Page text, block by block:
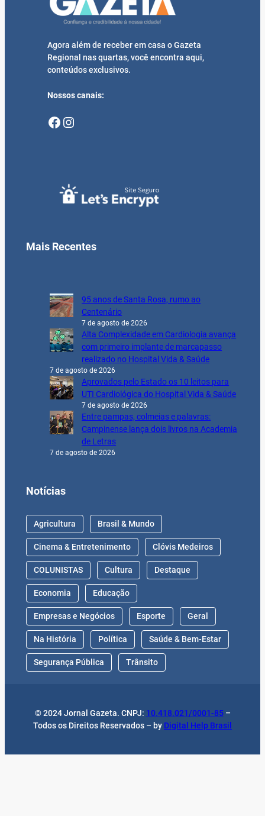
Agora além de receber em casa o Gazeta
Regional nas quartas, você encontra aqui,
conteúdos exclusivos.
Nossos canais:
Facebook Instagram
Mais Recentes
95 anos de Santa Rosa, rumo ao
Centenário
7 de agosto de 2026
Alta Complexidade em Cardiologia avança
com primeiro implante de marcapasso
realizado no Hospital Vida & Saúde
7 de agosto de 2026
Aprovados pelo Estado os 10 leitos para
UTI Cardiológica do Hospital Vida & Saúde
7 de agosto de 2026
Entre pampas, colmeias e palavras:
Campinense lança dois livros na Academia
de Letras
7 de agosto de 2026
Notícias
Agricultura Brasil & Mundo
Cinema & Entretenimento Clóvis Medeiros
COLUNISTAS Cultura Destaque
Economia Educação
Empresas e Negócios Esporte Geral
Na História Política Saúde & Bem-Estar
Segurança Pública Trânsito
© 2024 Jornal Gazeta. CNPJ: 10.418.021/0001-85–
Todos os Direitos Reservados – by Digital Help Brasil